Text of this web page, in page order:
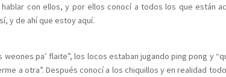
con ellos, y por ellos conocí a todos los que están
y de ahí que estoy aquí.
pa’ flaite”, los locos estaban jugando ping pong y
a otra”. Después conocí a los chiquillos y en realidad